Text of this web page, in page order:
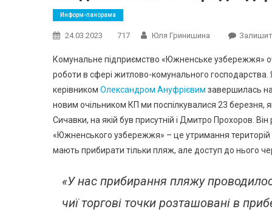
Информ-панорама
24.03.2023 717 Юля Гринишина
Комунальне підприємство «Южненське узбережжя»
роботи в сфері житлово-комунального господарства.
керівником Олександром Ануфрієвим завершилась
новим очільником КП ми поспілкувалися 23 березня,
Сичавки, на якій був присутній і Дмитро Прохоров.
«Южненського узбережжя» – це утримання
мають прибирати тільки пляж, але доступ до нього
«У нас прибирання пляжу
чиї торгові точки розташовані в